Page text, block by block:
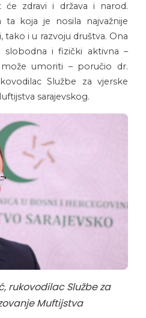
će zdravi i država i narod.
ta koja je nosila najvažnije
i u razvoju društva. Ona
i fizički aktivna –
umoriti – poručio dr.
Službe za vjerske
sarajevskog.
rukovodilac Službe za
Muftijstva